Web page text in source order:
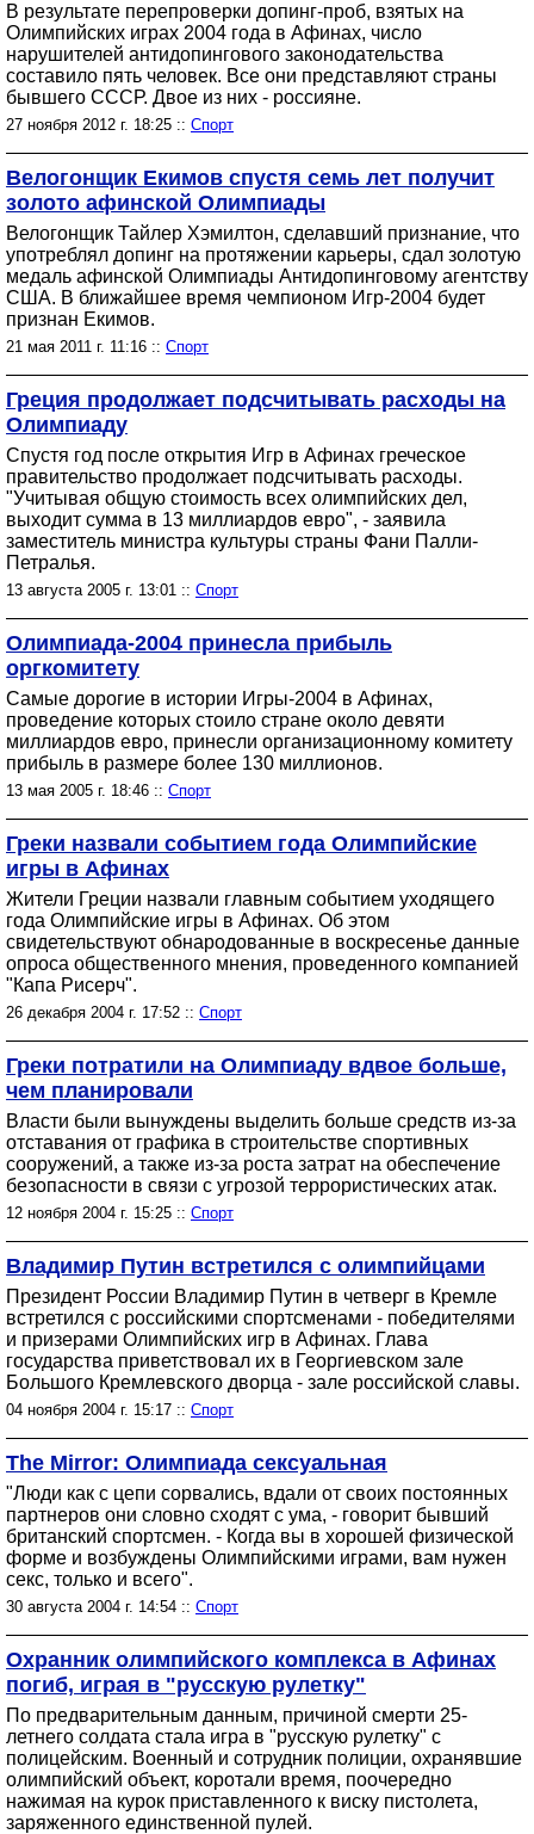
В результате перепроверки допинг-проб, взятых на
Олимпийских играх 2004 года в Афинах, число
нарушителей антидопингового законодательства
составило пять человек. Все они представляют страны
бывшего СССР. Двое из них - россияне.
27 ноября 2012 г. 18:25 :: Спорт
Велогонщик Екимов спустя семь лет получит
золото афинской Олимпиады
Велогонщик Тайлер Хэмилтон, сделавший признание, что
употреблял допинг на протяжении карьеры, сдал золотую
медаль афинской Олимпиады Антидопинговому агентству
США. В ближайшее время чемпионом Игр-2004 будет
признан Екимов.
21 мая 2011 г. 11:16 :: Спорт
Греция продолжает подсчитывать расходы на
Олимпиаду
Спустя год после открытия Игр в Афинах греческое
правительство продолжает подсчитывать расходы.
"Учитывая общую стоимость всех олимпийских дел,
выходит сумма в 13 миллиардов евро", - заявила
заместитель министра культуры страны Фани Палли-
Петралья.
13 августа 2005 г. 13:01 :: Спорт
Олимпиада-2004 принесла прибыль
оргкомитету
Самые дорогие в истории Игры-2004 в Афинах,
проведение которых стоило стране около девяти
миллиардов евро, принесли организационному комитету
прибыль в размере более 130 миллионов.
13 мая 2005 г. 18:46 :: Спорт
Греки назвали событием года Олимпийские
игры в Афинах
Жители Греции назвали главным событием уходящего
года Олимпийские игры в Афинах. Об этом
свидетельствуют обнародованные в воскресенье данные
опроса общественного мнения, проведенного компанией
"Капа Рисерч".
26 декабря 2004 г. 17:52 :: Спорт
Греки потратили на Олимпиаду вдвое больше,
чем планировали
Власти были вынуждены выделить больше средств из-за
отставания от графика в строительстве спортивных
сооружений, а также из-за роста затрат на обеспечение
безопасности в связи с угрозой террористических атак.
12 ноября 2004 г. 15:25 :: Спорт
Владимир Путин встретился с олимпийцами
Президент России Владимир Путин в четверг в Кремле
встретился с российскими спортсменами - победителями
и призерами Олимпийских игр в Афинах. Глава
государства приветствовал их в Георгиевском зале
Большого Кремлевского дворца - зале российской славы.
04 ноября 2004 г. 15:17 :: Спорт
The Mirror: Олимпиада сексуальная
"Люди как с цепи сорвались, вдали от своих постоянных
партнеров они словно сходят с ума, - говорит бывший
британский спортсмен. - Когда вы в хорошей физической
форме и возбуждены Олимпийскими играми, вам нужен
секс, только и всего".
30 августа 2004 г. 14:54 :: Спорт
Охранник олимпийского комплекса в Афинах
погиб, играя в "русскую рулетку"
По предварительным данным, причиной смерти 25-
летнего солдата стала игра в "русскую рулетку" с
полицейским. Военный и сотрудник полиции, охранявшие
олимпийский объект, коротали время, поочередно
нажимая на курок приставленного к виску пистолета,
заряженного единственной пулей.